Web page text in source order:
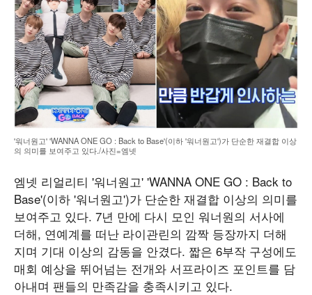
'워너원고' 'WANNA ONE GO : Back to Base'(이하 '워너원고')가 단순한 재결합 이상
의 의미를 보여주고 있다./사진=엠넷
엠넷 리얼리티 '워너원고' 'WANNA ONE GO : Back to
Base'(이하 '워너원고')가 단순한 재결합 이상의 의미를
보여주고 있다. 7년 만에 다시 모인 워너원의 서사에
더해, 연예계를 떠난 라이관린의 깜짝 등장까지 더해
지며 기대 이상의 감동을 안겼다. 짧은 6부작 구성에도
매회 예상을 뛰어넘는 전개와 서프라이즈 포인트를 담
아내며 팬들의 만족감을 충족시키고 있다.